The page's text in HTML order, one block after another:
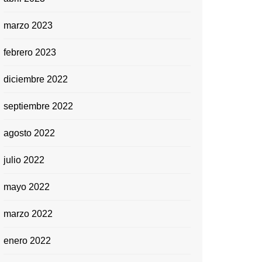
marzo 2023
febrero 2023
diciembre 2022
septiembre 2022
agosto 2022
julio 2022
mayo 2022
marzo 2022
enero 2022